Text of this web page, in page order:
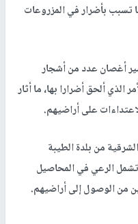
تسبب بأضرار في المزروعات
أغصان عدد من أشجار
الذي ألحق أضرارا بها، ما أثار
على أراضيهم.
من بلدة الطيبة
الرعي في المحاصيل
من الوصول إلى أراضيهم.